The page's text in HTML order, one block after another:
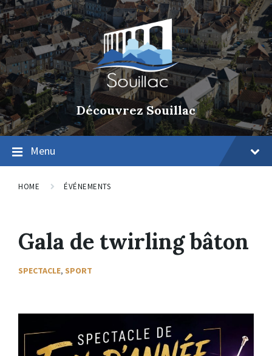
Découvrez Souillac
Menu
HOME ÉVÉNEMENTS
Gala de twirling bâton
SPECTACLE, SPORT